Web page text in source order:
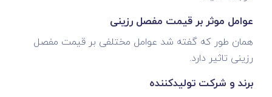
عوامل موثر بر قیمت مفصل رزینی
همان طور که گفته شد عوامل مختلفی بر قیمت مفصل
رزینی تاثیر دارد.
برند و شرکت تولیدکننده